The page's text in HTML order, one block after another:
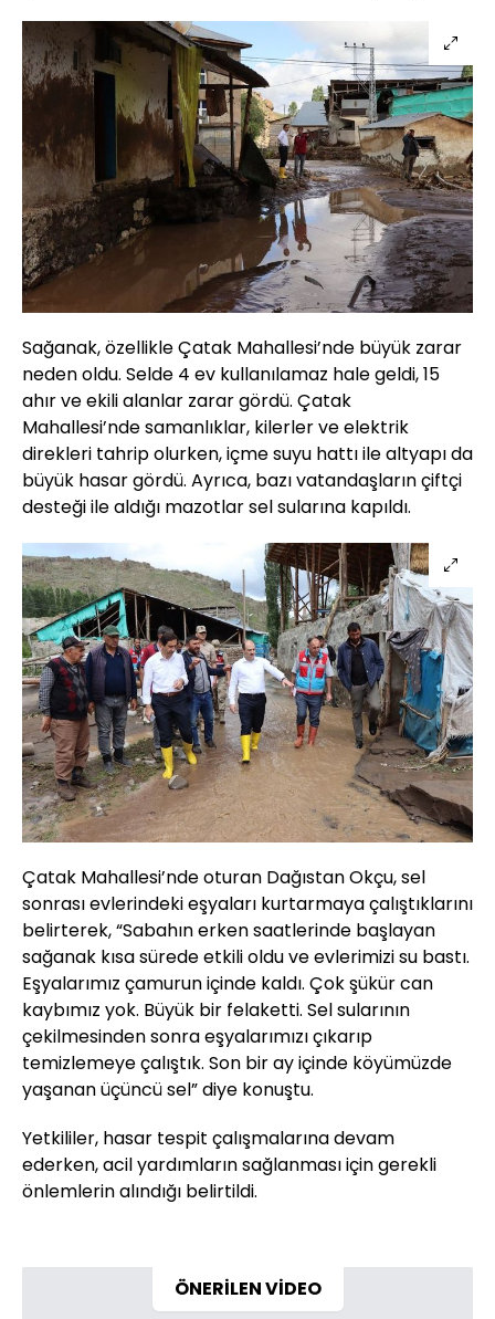
Sağanak, özellikle Çatak Mahallesi’nde büyük zarar
neden oldu. Selde 4 ev kullanılamaz hale geldi, 15
ahır ve ekili alanlar zarar gördü. Çatak
Mahallesi’nde samanlıklar, kilerler ve elektrik
direkleri tahrip olurken, içme suyu hattı ile altyapı da
büyük hasar gördü. Ayrıca, bazı vatandaşların çiftçi
desteği ile aldığı mazotlar sel sularına kapıldı.
Çatak Mahallesi’nde oturan Dağıstan Okçu, sel
sonrası evlerindeki eşyaları kurtarmaya çalıştıklarını
belirterek, “Sabahın erken saatlerinde başlayan
sağanak kısa sürede etkili oldu ve evlerimizi su bastı.
Eşyalarımız çamurun içinde kaldı. Çok şükür can
kaybımız yok. Büyük bir felaketti. Sel sularının
çekilmesinden sonra eşyalarımızı çıkarıp
temizlemeye çalıştık. Son bir ay içinde köyümüzde
yaşanan üçüncü sel” diye konuştu.
Yetkililer, hasar tespit çalışmalarına devam
ederken, acil yardımların sağlanması için gerekli
önlemlerin alındığı belirtildi.
ÖNERİLEN VİDEO